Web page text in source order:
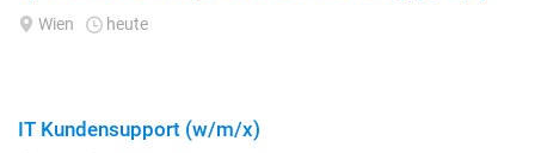
Wien heute
IT Kundensupport (w/m/x)